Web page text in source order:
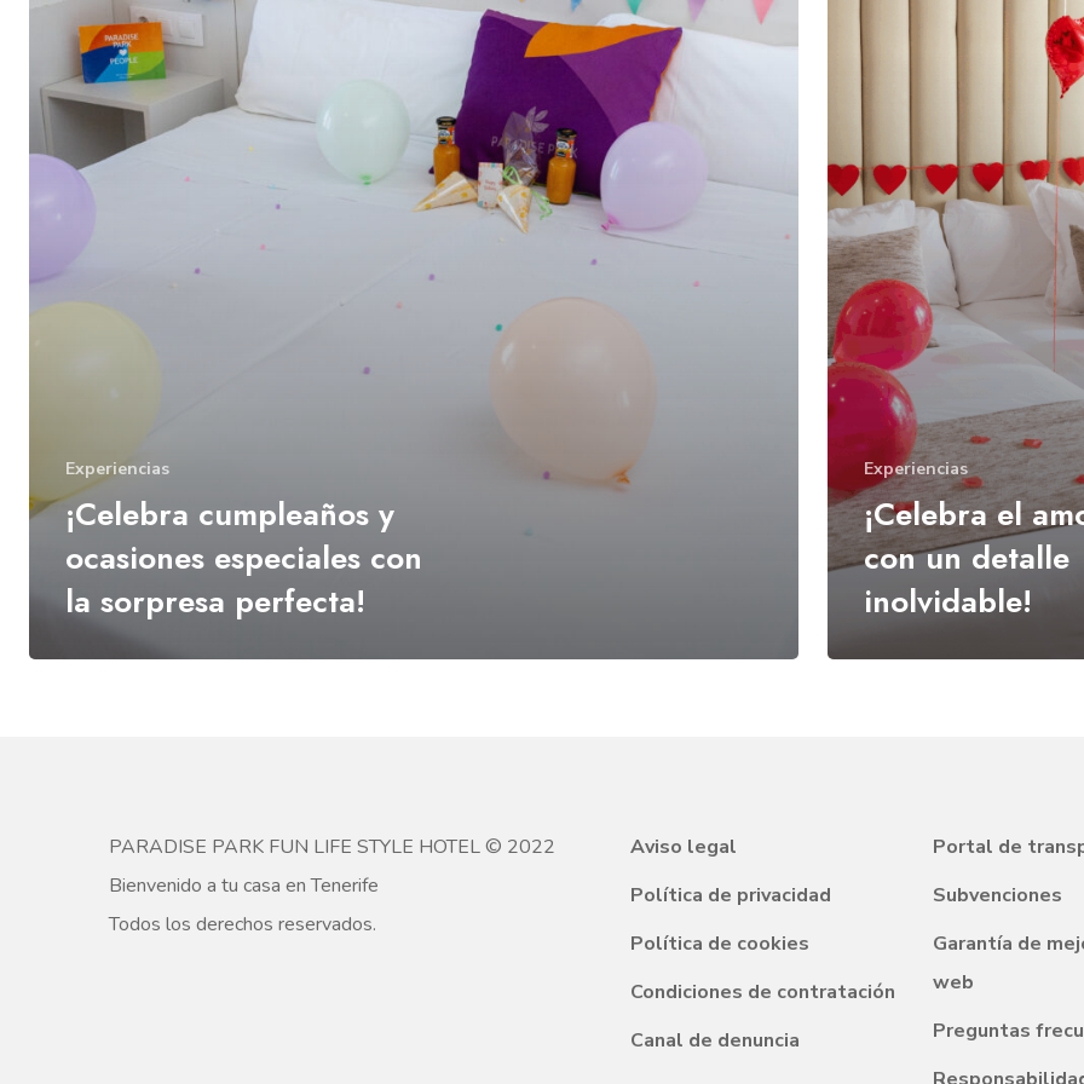
Experiencias
¡Celebra cumpleaños y
ocasiones especiales con
la sorpresa perfecta!
Experiencias
¡Celebra el
con un detalle
inolvidable!
PARADISE PARK FUN LIFE STYLE HOTEL © 2022
Bienvenido a tu casa en Tenerife
Todos los derechos reservados.
Aviso legal
Política de privacidad
Política de cookies
Condiciones de contratación
Canal de denuncia
Portal de
Subvenciones
Garantía de
web
Preguntas